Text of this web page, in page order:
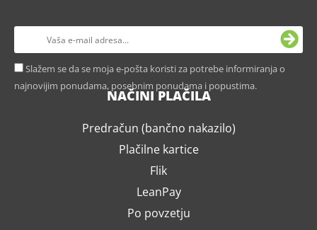
Slažem se da se moja e-pošta koristi za potrebe informiranja o
najnovijim ponudama, posebnim ponudama i popustima.
NAČINI PLAČILA
Predračun (bančno nakazilo)
Plačilne kartice
Flik
LeanPay
Po povzetju